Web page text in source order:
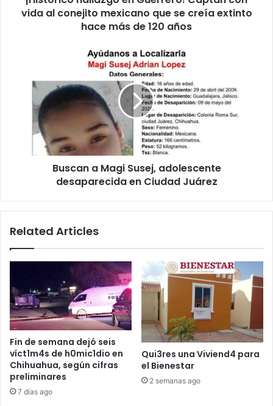
quevida al conejito mexicano que se creía extinto
hace más de 120 años
adolescente
desaparecida
Juárez
Buscan a Magi Susej, adolescente
desaparecida en Ciudad Juárez
Related Articles
Fin de semana dejó seis
víct1m4s de h0mic1dio en
Chihuahua, según cifras
preliminares
7 días ago
Qui3res una Viviend4 para
el Bienestar
2 semanas ago